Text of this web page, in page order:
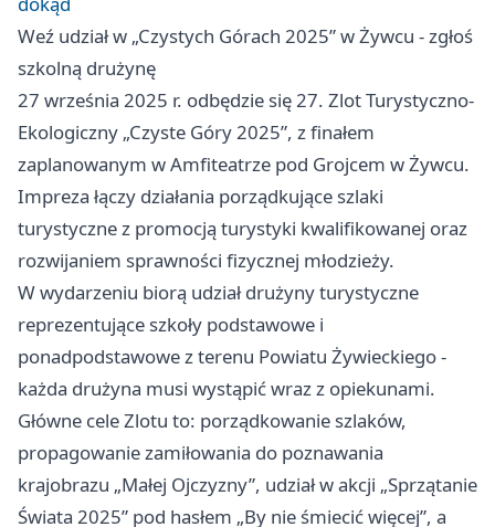
Weź udział w „Czystych Górach 2025” w Żywcu - zgłoś
szkolną drużynę
27 września 2025 r. odbędzie się 27. Zlot Turystyczno-
Ekologiczny „Czyste Góry 2025”, z finałem
zaplanowanym w Amfiteatrze pod Grojcem w Żywcu.
Impreza łączy działania porządkujące szlaki
turystyczne z promocją turystyki kwalifikowanej oraz
rozwijaniem sprawności fizycznej młodzieży.
W wydarzeniu biorą udział drużyny turystyczne
reprezentujące szkoły podstawowe i
ponadpodstawowe z terenu Powiatu Żywieckiego -
każda drużyna musi wystąpić wraz z opiekunami.
Główne cele Zlotu to: porządkowanie szlaków,
propagowanie zamiłowania do poznawania
krajobrazu „Małej Ojczyzny”, udział w akcji „Sprzątanie
Świata 2025” pod hasłem „By nie śmiecić więcej”, a